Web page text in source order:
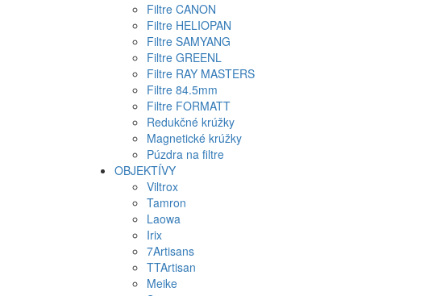
Filtre CANON
Filtre HELIOPAN
Filtre SAMYANG
Filtre GREENL
Filtre RAY MASTERS
Filtre 84.5mm
Filtre FORMATT
Redukčné krúžky
Magnetické krúžky
Púzdra na filtre
OBJEKTÍVY
Viltrox
Tamron
Laowa
Irix
7Artisans
TTArtisan
Meike